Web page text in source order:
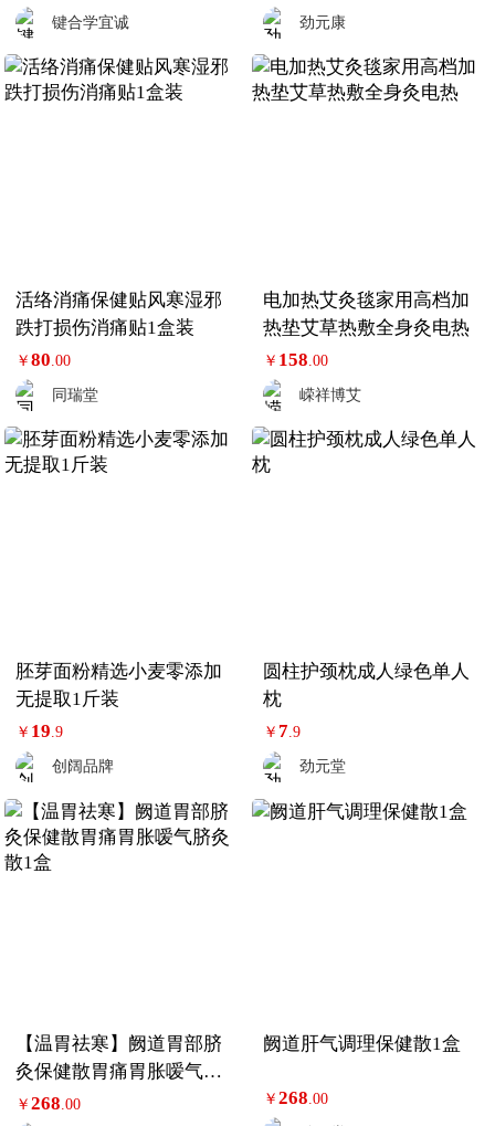
键合学宜诚
劲元康
活络消痛保健贴风寒湿邪
跌打损伤消痛贴1盒装
￥80 .00
同瑞堂
电加热艾灸毯家用高档加
热垫艾草热敷全身灸电热
￥ 158 .00
嵘祥博艾
胚芽面粉精选小麦零添加
无提取1斤装
￥ 19.9
创阔品牌
圆柱护颈枕成人绿色单人
枕
￥ 7.9
劲元堂
【温胃祛寒】阙道胃部脐
灸保健散胃痛胃胀嗳气脐
灸散1盒
￥268 .00
阙道肝气调理保健散1盒
￥268 .00